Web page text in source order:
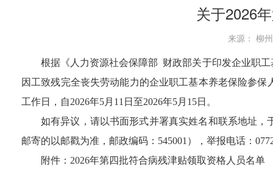
关于2026
来源： 柳
根据《人力资源社会保障部 财政部关于印发企业职
因工致残完全丧失劳动能力的企业职工基本养老保险参
工作日，自2026年5月 11 日至2026年5月 15日。
如有异议，请以书面形式并署真实姓名和联系地址
邮寄的以邮戳为准，邮政编码： 545001 ） ， 举报电话：
附件： 2026年第四批符合病残津贴领取资格人员名单